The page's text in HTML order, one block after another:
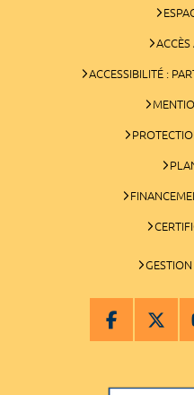
ACCESSIBILITÉ :